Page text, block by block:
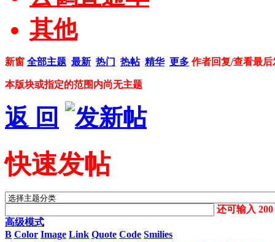
其他
新窗 全部主题 最新 热门 热帖 精华 更多 作者回复/查看最后
本版块或指定的范围内尚无主题
返 回
快速发帖
还可输入200
高级模式
B Color Image Link Quote Code Smilies